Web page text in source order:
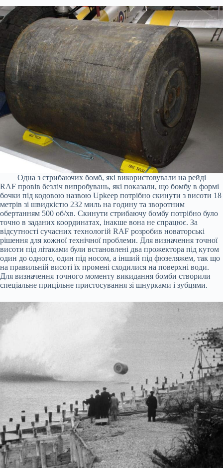
Одна з стрибаючих бомб, які використовували на рейді
RAF провів безліч випробувань, які показали, що бомбу в формі
бочки під кодовою назвою Upkeep потрібно скинути з висоти 18
метрів зі швидкістю 232 миль на годину та зворотним
обертанням 500 об/хв. Скинути стрибаючу бомбу потрібно було
точно в заданих координатах, інакше вона не спрацює. За
відсутності сучасних технологій RAF розробив новаторські
рішення для кожної технічної проблеми. Для визначення точної
висоти під літаками були встановлені два прожектора під кутом
один до одного, один під носом, а інший під фюзеляжем, так що
на правильній висоті їх промені сходилися на поверхні води.
Для визначення точного моменту викидання бомби створили
спеціальне прицільне пристосування зі шнурками і зубцями.